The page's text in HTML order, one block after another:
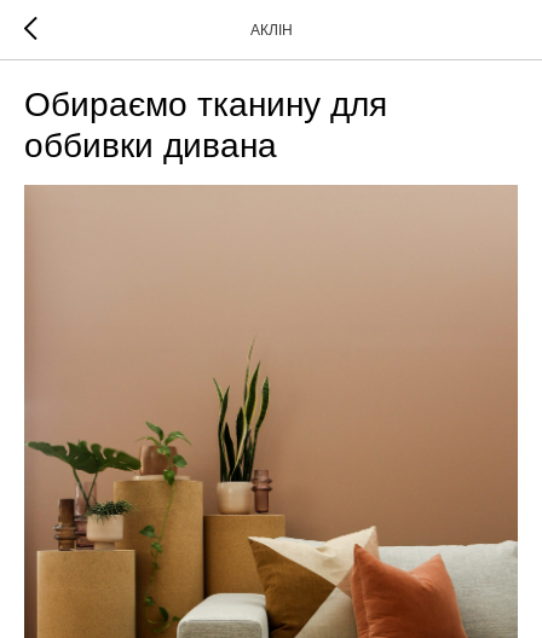
АКЛІН
Обираємо тканину для
оббивки дивана